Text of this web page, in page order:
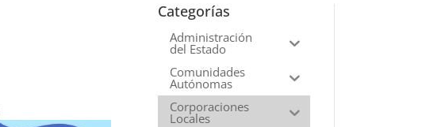
Categorías
Administración
del Estado
Comunidades
Autónomas
Corporaciones
Locales